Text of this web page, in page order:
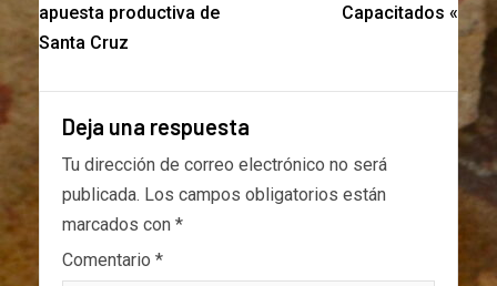
apuesta productiva de
Santa Cruz
Capacitados «
Deja una respuesta
Tu dirección de correo electrónico no será
publicada. Los campos obligatorios están
marcados con *
Comentario *